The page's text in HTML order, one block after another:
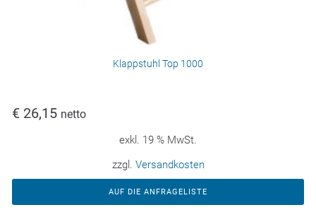
Klappstuhl Top 1000
€ 26,15 netto
exkl. 19 % MwSt.
zzgl. Versandkosten
AUF DIE ANFRAGELISTE